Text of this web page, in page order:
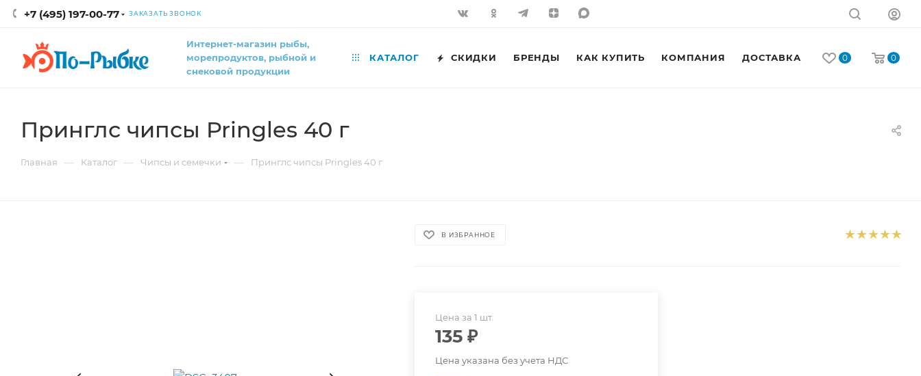
+7 (495) 197-00-77 ЗАКАЗАТЬ ЗВОНОК
0 0
Интернет-магазин рыбы,
морепродуктов, рыбной и
снековой продукции
КАТАЛОГ СКИДКИ БРЕНДЫ КАК КУПИТЬ КОМПАНИЯ ДОСТАВКА КОНТАКТЫ
Принглс чипсы Pringles 40 г
Главная — Каталог — Чипсы и семечки — Принглс чипсы Pringles 40 г
В ИЗБРАННОЕ
Цена за 1 шт.
135 ₽
Цена указана без учета НДС